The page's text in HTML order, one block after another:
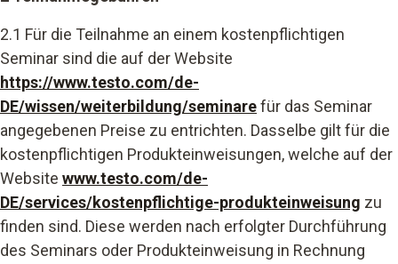
2.1 Für die Teilnahme an einem kostenpflichtigen
Seminar sind die auf der Website
https://www.testo.com/de-
DE/wissen/weiterbildung/seminarefür das Seminar
angegebenen Preise zu entrichten. Dasselbe gilt für die
kostenpflichtigen Produkteinweisungen, welche auf der
Website www.testo.com/de-
DE/services/kostenpflichtige-produkteinweisung zu
finden sind. Diese werden nach erfolgter Durchführung
des Seminars oder Produkteinweisung in Rechnung